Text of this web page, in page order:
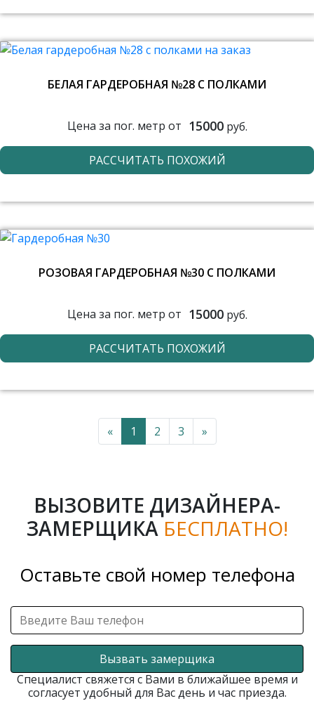
БЕЛАЯ ГАРДЕРОБНАЯ №28 С ПОЛКАМИ
Цена за пог. метр от 15000руб.
РАССЧИТАТЬ ПОХОЖИЙ
РОЗОВАЯ ГАРДЕРОБНАЯ №30 С ПОЛКАМИ
Цена за пог. метр от 15000руб.
РАССЧИТАТЬ ПОХОЖИЙ
« 1 2 3 »
ВЫЗОВИТЕ ДИЗАЙНЕРА-
ЗАМЕРЩИКА БЕСПЛАТНО!
Оставьте свой номер телефона
Вызвать замерщика
Специалист свяжется с Вами в ближайшее время и
согласует удобный для Вас день и час приезда.